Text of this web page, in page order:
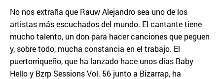
No nos extraña que Rauw Alejandro sea uno de los
artistas más escuchados del mundo. El cantante tiene
mucho talento, un don para hacer canciones que peguen
y, sobre todo, mucha constancia en el trabajo. El
puertorriqueño, que ha lanzado hace unos días Baby
Hello y Bzrp Sessions Vol. 56 junto a Bizarrap, ha